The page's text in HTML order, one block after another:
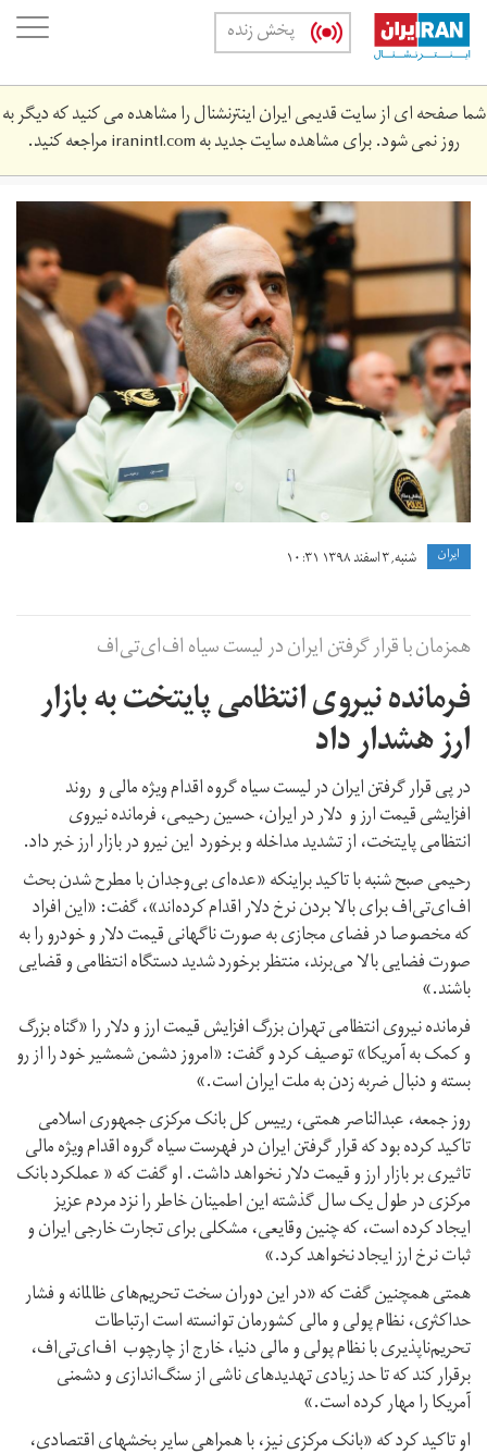
Skip
main
content
پخش زنده
شما صفحه ای از سایت قدیمی ایران اینترنشنال را مشاهده می کنید که دیگر به
روز نمی شود. برای مشاهده سایت جدید بهiranintl.comمراجعه کنید.
n3508716-
5978380.jpg
ايران شنبه, ۳ اسفند ۱۳۹۸ ۱۰:۳۱
همزمان با قرار گرفتن ایران در لیست سیاه اف‌ای‌تی‌اف
فرمانده نیروی انتظامی پایتخت به بازار
ارز هشدار داد
در پی قرار گرفتن ایران در لیست سیاه گروه اقدام ویژه مالی و روند
افزایشی قیمت ارز و دلار در ایران، حسین رحیمی، فرمانده نیروی
انتظامی پایتخت، از تشدید مداخله و برخورد این نیرو در بازار ارز خبر داد.
رحیمی صبح شنبه با تاکید براینکه «عده‌ای بی‌وجدان با مطرح شدن بحث
اف‌ای‌تی‌اف برای بالا بردن نرخ دلار اقدام کرده‌اند»، گفت: «این افراد
که مخصوصا در فضای مجازی به صورت ناگهانی قیمت دلار و خودرو را به
صورت فضایی بالا می‌برند، منتظر برخورد شدید دستگاه انتظامی و قضایی
باشند.»
فرمانده نیروی انتظامی تهران بزرگ افزایش قیمت ارز و دلار را «گناه بزرگ
و کمک به آمریکا» توصیف کرد و گفت: «امروز دشمن شمشیر خود را از رو
بسته و دنبال ضربه زدن به ملت ایران است.»
روز جمعه، عبدالناصر همتی، رییس کل بانک مرکزی جمهوری اسلامی
تاکید کرده بود که قرار گرفتن ایران در فهرست سیاه گروه اقدام ویژه مالی
تاثیری بر بازار ارز و قیمت دلار نخواهد داشت. او گفت که « عملکرد بانک
مرکزی در طول یک سال گذشته این اطمینان خاطر را نزد مردم عزیز
ایجاد کرده است، که چنین وقایعی، مشکلی برای تجارت خارجی ایران و
ثبات نرخ ارز ایجاد نخواهد کرد.»
همتی همچنین گفت که «در این دوران سخت تحریم‌های ظالمانه و فشار
حداکثری، نظام پولی و مالی کشورمان توانسته است ارتباطات
تحریم‌ناپذیری با نظام پولی و مالی دنیا، خارج از چارچوب اف‌ای‌تی‌اف،
برقرار کند که تا حد زیادی تهدیدهای ناشی از سنگ‌اندازی و دشمنی
آمریکا را مهار کرده است.»
او تاکید کرد که «بانک مرکزی نیز، با همراهی سایر بخشهای اقتصادی،